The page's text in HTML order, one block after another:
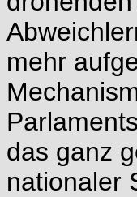
mehr
das ganz
nationaler